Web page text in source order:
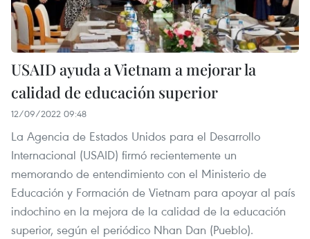
USAID ayuda a Vietnam a mejorar la
calidad de educación superior
12/09/2022 09:48
La Agencia de Estados Unidos para el Desarrollo
Internacional (USAID) firmó recientemente un
memorando de entendimiento con el Ministerio de
Educación y Formación de Vietnam para apoyar al país
indochino en la mejora de la calidad de la educación
superior, según el periódico Nhan Dan (Pueblo).